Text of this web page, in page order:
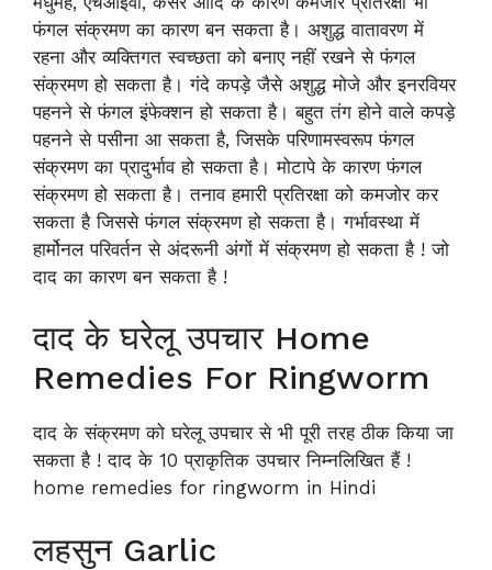
फंगल संक्रमण का कारण बन सकता है। अशुद्ध वातावरण में
रहना और व्यक्तिगत स्वच्छता को बनाए नहीं रखने से फंगल
संक्रमण हो सकता है। गंदे कपड़े जैसे अशुद्ध मोजे और इनरवियर
पहनने से फंगल इंफेक्शन हो सकता है। बहुत तंग होने वाले कपड़े
पहनने से पसीना आ सकता है, जिसके परिणामस्वरूप फंगल
संक्रमण का प्रादुर्भाव हो सकता है। मोटापे के कारण फंगल
संक्रमण हो सकता है। तनाव हमारी प्रतिरक्षा को कमजोर कर
सकता है जिससे फंगल संक्रमण हो सकता है। गर्भावस्था में
हार्मोनल परिवर्तन से अंदरूनी अंगों में संक्रमण हो सकता है ! जो
दाद का कारण बन सकता है !
दाद के घरेलू उपचार Home
Remedies For Ringworm
दाद के संक्रमण को घरेलू उपचार से भी पूरी तरह ठीक किया जा
सकता है ! दाद के 10 प्राकृतिक उपचार निम्नलिखित हैं !
home remedies for ringworm in Hindi
लहसुन Garlic